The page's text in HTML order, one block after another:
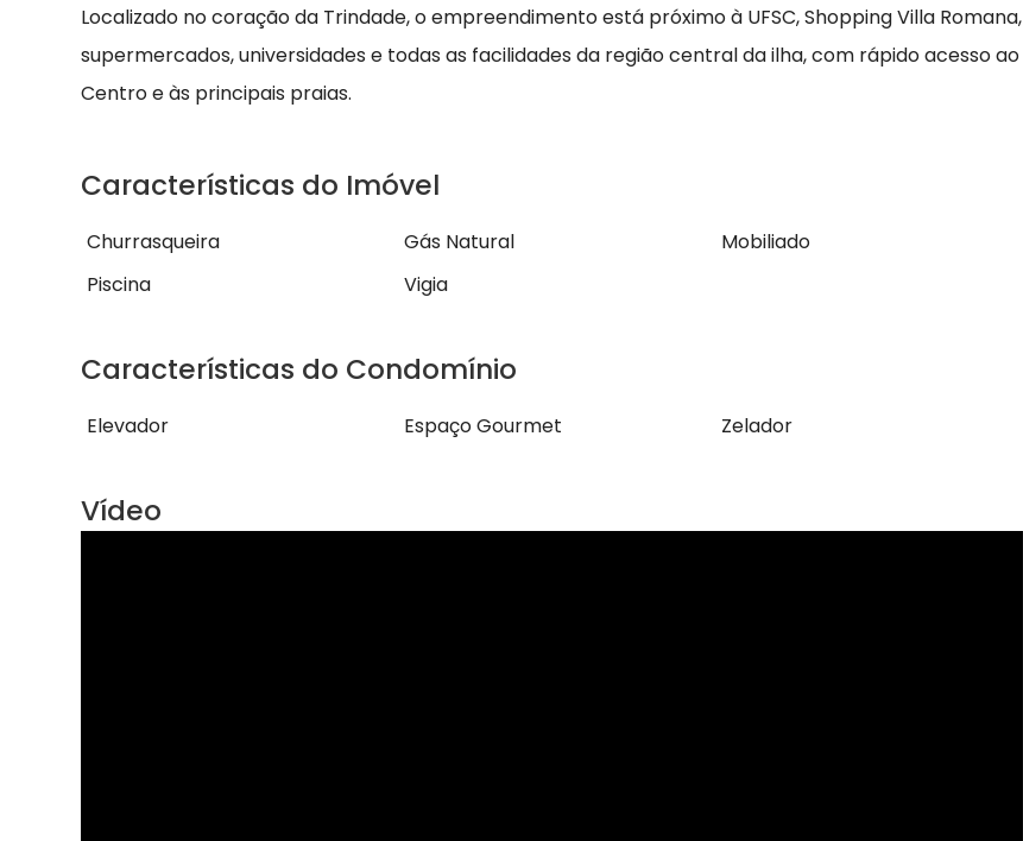
Localizado no coração da Trindade, o empreendimento está próximo à UFSC, Shopping Villa Romana,
supermercados, universidades e todas as facilidades da região central da ilha, com rápido acesso ao
Centro e às principais praias.
Características do Imóvel
Churrasqueira Gás Natural
Mobiliado
Piscina
Vigia
Características do Condomínio
Elevador Espaço Gourmet Zelador
Vídeo